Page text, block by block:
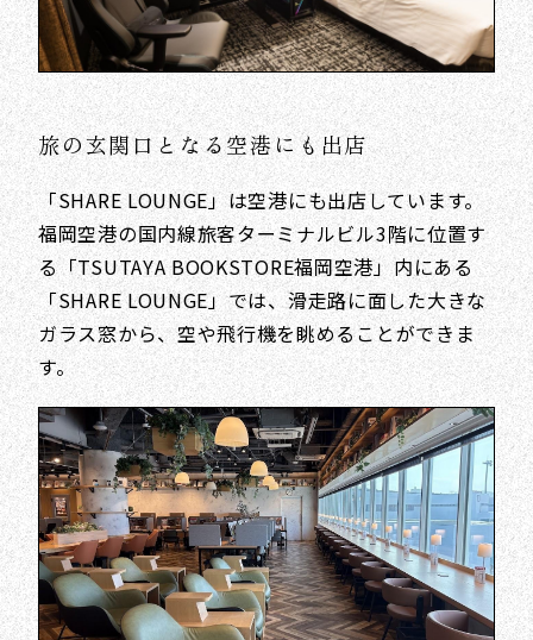
旅の玄関口となる空港にも出店
「SHARE LOUNGE」は空港にも出店しています。
福岡空港の国内線旅客ターミナルビル3階に位置す
る「TSUTAYA BOOKSTORE福岡空港」内にある
「SHARE LOUNGE」では、滑走路に面した大きな
ガラス窓から、空や飛行機を眺めることができま
す。